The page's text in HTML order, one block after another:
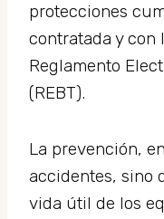
protecciones
contratada y con
Reglamento
(REBT).
La prevención,
accidentes, sino
vida útil de los